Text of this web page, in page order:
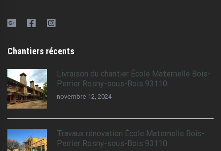
Chantiers récents
Livraison du chantier École Maternelle Bois-
Perrier Rosny-sous-Bois 93110
novembre 12, 2024
Travaux rénovation École Maternelle Bois-
Perrier Rosny-sous-Bois 93110